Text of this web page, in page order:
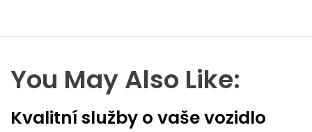
You May Also Like:
Kvalitní služby o vaše vozidlo